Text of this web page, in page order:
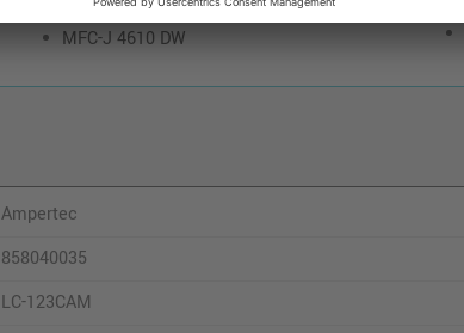
MFC-J 4510 DW
MFC-J 4610 DW
Ampertec
858040035
LC-123CAM